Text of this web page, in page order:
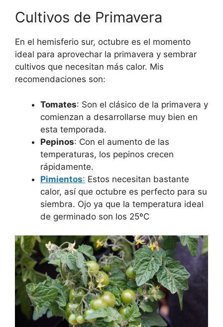
Cultivos de Primavera
En el hemisferio sur, octubre es el momento
ideal para aprovechar la primavera y sembrar
cultivos que necesitan más calor. Mis
recomendaciones son:
Tomates: Son el clásico de la primavera y
comienzan a desarrollarse muy bien en
esta temporada.
Pepinos: Con el aumento de las
temperaturas, los pepinos crecen
rápidamente.
Pimientos: Estos necesitan bastante
calor, así que octubre es perfecto para su
siembra. Ojo ya que la temperatura ideal
de germinado son los 25ºC